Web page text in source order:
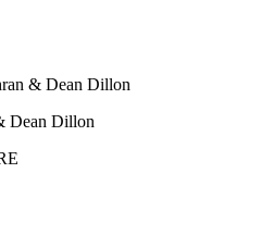
& Dean Dillon
Dean Dillon